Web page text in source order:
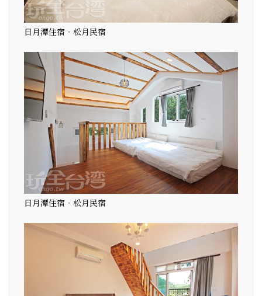
日月潭住宿‧松月民宿
日月潭住宿‧松月民宿